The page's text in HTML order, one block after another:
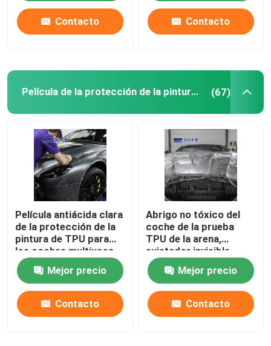
Contacto Contacto
Película de la protección de la pintura de TPU (67)
Película antiácida clara
de la protección de la
pintura de TPU para
los coches multiusos
flexibles
Mejor precio
Contacto
Abrigo no tóxico del
coche de la prueba
TPU de la arena,
sujetador invisible
curativo del uno mismo
para el cocheMejor precio
Contacto